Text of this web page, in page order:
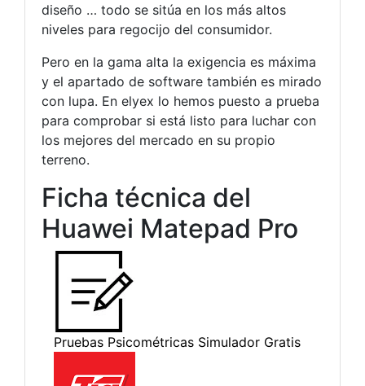
diseño … todo se sitúa en los más altos
niveles para regocijo del consumidor.
Pero en la gama alta la exigencia es máxima
y el apartado de software también es mirado
con lupa. En elyex lo hemos puesto a prueba
para comprobar si está listo para luchar con
los mejores del mercado en su propio
terreno.
Ficha técnica del
Huawei Matepad Pro